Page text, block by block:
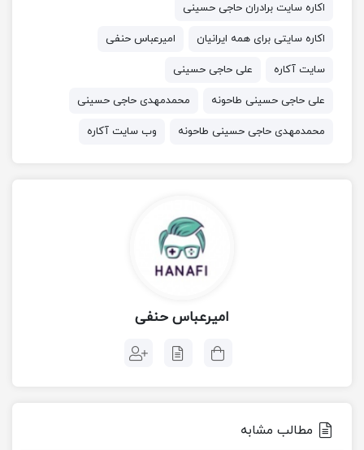
اکاره سایت برادران حاجی حسینی
اکاره سایتی برای همه ایرانیان امیرعباس حنفی
سایت آکاره علی حاجی حسینی
علی حاجی حسینی طاحونه محمدمهدی حاجی حسینی
محمدمهدی حاجی حسینی طاحونه وب سایت آکاره
امیرعباس حنفی
مطالب مشابه